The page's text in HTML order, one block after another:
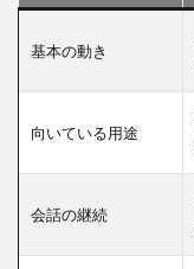
基本の動き
向いている用途
会話の継続